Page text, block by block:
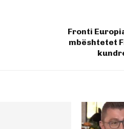
Fronti
mbështetet